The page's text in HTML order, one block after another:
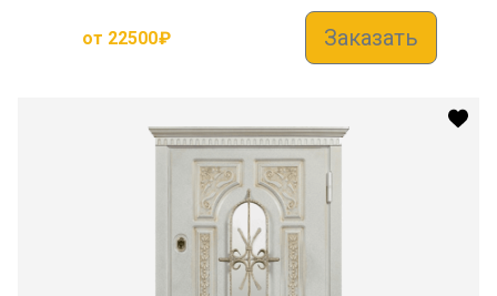
от 22500₽ Заказать